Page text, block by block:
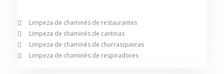
Limpeza de chaminés de restaurantes
Limpeza de chaminés de cantinas
Limpeza de chaminés de churrasqueiras
Limpeza de chaminés de respiradores